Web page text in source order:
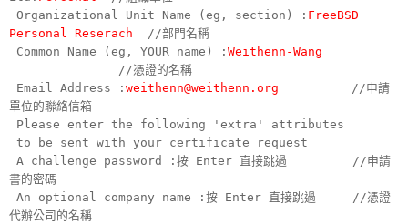
Organizational Unit Name (eg, section) : FreeBSD
Personal Reserach //部門名稱
Common Name (eg, YOUR name) : Weithenn-Wang
//憑證的名稱
Email Address : weithenn@weithenn.org //申請
單位的聯絡信箱
Please enter the following 'extra' attributes
to be sent with your certificate request
A challenge password :按 Enter 直接跳過 //申請
書的密碼
An optional company name :按 Enter 直接跳過 //憑證
代辦公司的名稱